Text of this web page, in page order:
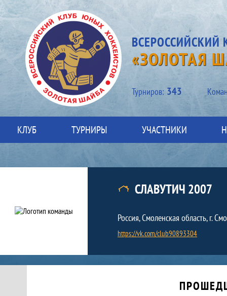
«ЗОЛОТАЯ
Турниров: 343
КЛУБ ТУРНИРЫ УЧАСТНИКИ
Команда
Краткая информация о команде
СЛАВУТИЧ 2007
Россия, Смоленская область, г.
https://vk.com/club90893304
Календарь прошедших и будущих матчей